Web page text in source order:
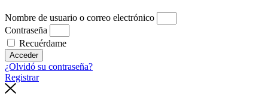
Nombre de usuario o correo electrónico
Contraseña
Recuérdame
Acceder
¿Olvidó su contraseña?
Registrar